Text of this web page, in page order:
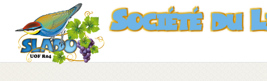
Société du